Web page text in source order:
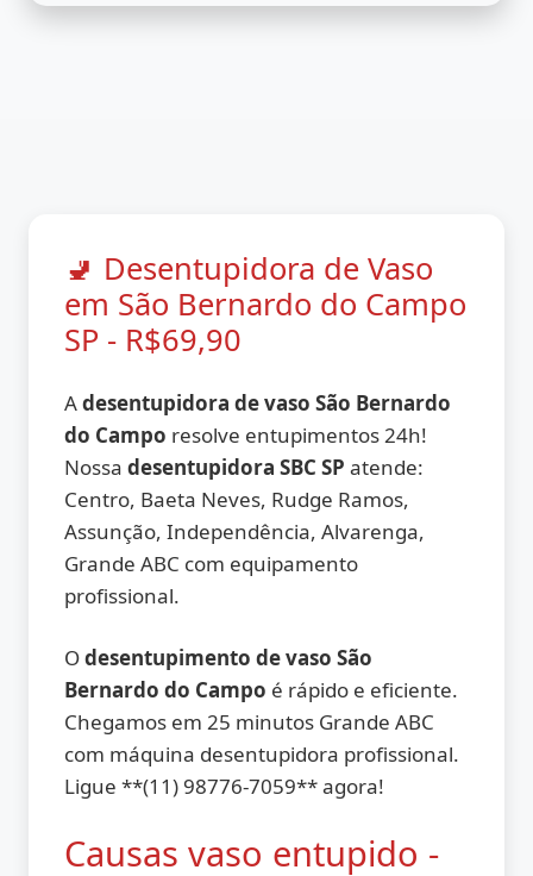
🚽 Desentupidora de Vaso
em São Bernardo do Campo
SP - R$69,90
Adesentupidora de vaso São Bernardo
do Campo resolve entupimentos 24h!
Nossadesentupidora SBC SP atende:
Centro, Baeta Neves, Rudge Ramos,
Assunção, Independência, Alvarenga,
Grande ABC com equipamento
profissional.
Odesentupimento de vaso São
Bernardo do Campo é rápido e eficiente.
Chegamos em 25 minutos Grande ABC
com máquina desentupidora profissional.
Ligue **(11) 98776-7059** agora!
Causas vaso entupido -